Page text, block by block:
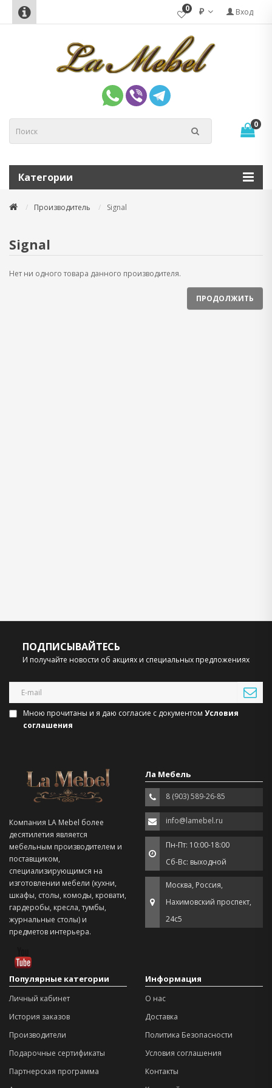
Вход
₽
0
0
Категории
Производитель Signal
Signal
Нет ни одного товара данного производителя.
ПРОДОЛЖИТЬ
ПОДПИСЫВАЙТЕСЬ
И получайте новости об акциях и специальных предложениях
Мною прочитаны и я даю согласие с документом Условия
соглашения
Компания LA Mebel более
десятилетия является
мебельным производителем и
поставщиком,
специализирующимся на
изготовлении мебели (кухни,
шкафы, столы, комоды, кровати,
гардеробы, кресла, тумбы,
журнальные столы) и
предметов интерьера.
Ла Мебель
8 (903) 589-26-85
info@lamebel.ru
Пн-Пт: 10:00-18:00
Сб-Вс: выходной
Москва, Россия,
Нахимовский проспект,
24с5
Популярные категории
Личный кабинет
История заказов
Производители
Подарочные сертификаты
Партнерская программа
Информация
О нас
Доставка
Политика Безопасности
Условия соглашения
Контакты